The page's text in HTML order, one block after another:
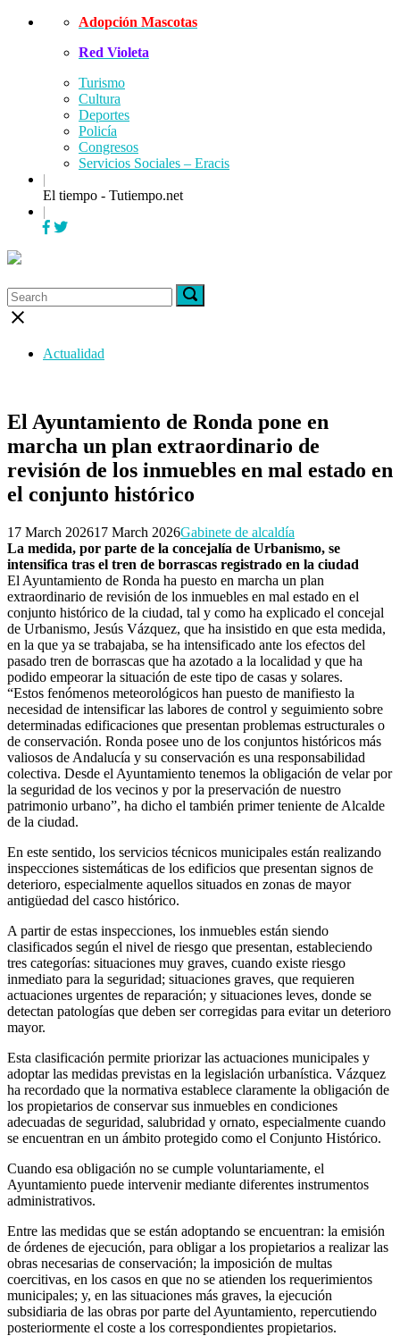
Skip
Adopción Mascotas
Red Violeta
Turismo
Cultura
Deportes
Policía
Congresos
Servicios Sociales – Eracis
|
El tiempo - Tutiempo.net
|
Menu
Search
for:
Search
for:
Search
Close
Actualidad
El Ayuntamiento de Ronda pone en
marcha un plan extraordinario de
revisión de los inmuebles en mal estado en
el conjunto histórico
17 March 202617 March 2026Gabinete de alcaldía
La medida, por parte de la concejalía de Urbanismo, se
intensifica tras el tren de borrascas registrado en la ciudad
El Ayuntamiento de Ronda ha puesto en marcha un plan
extraordinario de revisión de los inmuebles en mal estado en el
conjunto histórico de la ciudad, tal y como ha explicado el concejal
de Urbanismo, Jesús Vázquez, que ha insistido en que esta medida,
en la que ya se trabajaba, se ha intensificado ante los efectos del
pasado tren de borrascas que ha azotado a la localidad y que ha
podido empeorar la situación de este tipo de casas y solares.
“Estos fenómenos meteorológicos han puesto de manifiesto la
necesidad de intensificar las labores de control y seguimiento sobre
determinadas edificaciones que presentan problemas estructurales o
de conservación. Ronda posee uno de los conjuntos históricos más
valiosos de Andalucía y su conservación es una responsabilidad
colectiva. Desde el Ayuntamiento tenemos la obligación de velar por
la seguridad de los vecinos y por la preservación de nuestro
patrimonio urbano”, ha dicho el también primer teniente de Alcalde
de la ciudad.
En este sentido, los servicios técnicos municipales están realizando
inspecciones sistemáticas de los edificios que presentan signos de
deterioro, especialmente aquellos situados en zonas de mayor
antigüedad del casco histórico.
A partir de estas inspecciones, los inmuebles están siendo
clasificados según el nivel de riesgo que presentan, estableciendo
tres categorías: situaciones muy graves, cuando existe riesgo
inmediato para la seguridad; situaciones graves, que requieren
actuaciones urgentes de reparación; y situaciones leves, donde se
detectan patologías que deben ser corregidas para evitar un deterioro
mayor.
Esta clasificación permite priorizar las actuaciones municipales y
adoptar las medidas previstas en la legislación urbanística. Vázquez
ha recordado que la normativa establece claramente la obligación de
los propietarios de conservar sus inmuebles en condiciones
adecuadas de seguridad, salubridad y ornato, especialmente cuando
se encuentran en un ámbito protegido como el Conjunto Histórico.
Cuando esa obligación no se cumple voluntariamente, el
Ayuntamiento puede intervenir mediante diferentes instrumentos
administrativos.
Entre las medidas que se están adoptando se encuentran: la emisión
de órdenes de ejecución, para obligar a los propietarios a realizar las
obras necesarias de conservación; la imposición de multas
coercitivas, en los casos en que no se atienden los requerimientos
municipales; y, en las situaciones más graves, la ejecución
subsidiaria de las obras por parte del Ayuntamiento, repercutiendo
posteriormente el coste a los correspondientes propietarios.